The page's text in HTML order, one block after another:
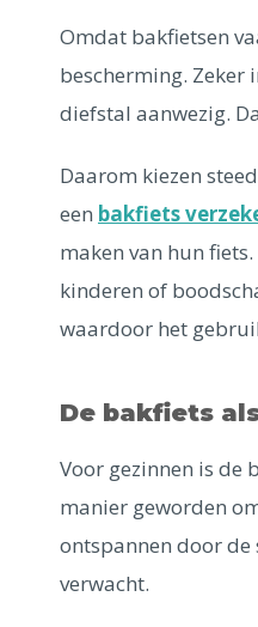
Omdat bakfietsen
bescherming. Zeker
diefstal aanwezig.
Daarom kiezen
een bakfiets
maken van hun
kinderen of
waardoor het
De bakfiets
Voor gezinnen is de
manier geworden
ontspannen door
verwacht.